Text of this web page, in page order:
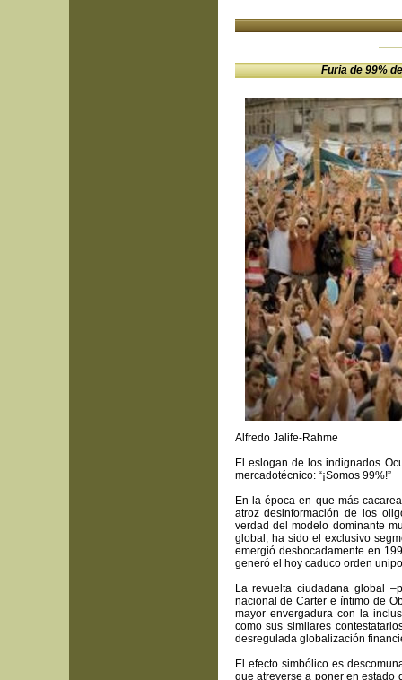
Furia de 99%
Alfredo Jalife-Rahme
El eslogan de los indignados
mercadotécnico: “¡Somos 99%!”
En la época en que más
atroz desinformación de los
verdad del modelo dominante
global, ha sido el exclusivo
emergió desbocadamente en
generó el hoy caduco orden
La revuelta ciudadana global
nacional de Carter e íntimo de
mayor envergadura con la
como sus similares
desregulada globalización
El efecto simbólico es
que atreverse a poner en estado